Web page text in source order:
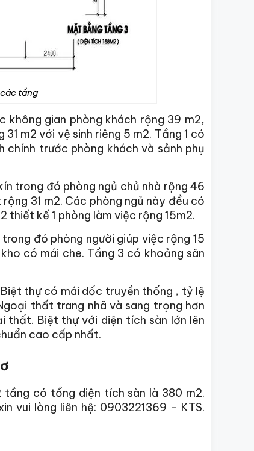
tầng
không gian phòng khách rộng 39 m2,
m2 với vệ sinh riêng 5 m2. Tầng 1 có
chính trước phòng khách và sảnh phụ
trong đó phòng ngủ chủ nhà rộng 46
31 m2. Các phòng ngủ này đều có
thiết kế 1 phòng làm việc rộng 15m2.
đó phòng người giúp việc rộng 15
có mái che. Tầng 3 có khoảng sân
thự có mái dốc truyền thống , tỷ lệ
thất trang nhã và sang trọng hơn
thất. Biệt thự với diện tích sàn lớn lên
cao cấp nhất.
có tổng diện tích sàn là 380 m2.
vui lòng liên hệ: 0903221369 – KTS.